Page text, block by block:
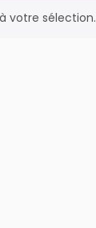
votre sélection.